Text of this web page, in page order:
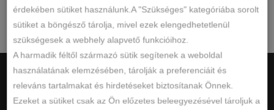
Googleösszesített értékelés
5.0az 5-ből,12 véleményalapján
érdekében sütiket használunk.A "Szükséges" kategóriába sorolt
sütiket a böngésző tárolja, mivel ezek elengedhetetlenül
szükségesek a webhely alapvető funkcióihoz.
A harmadik féltől származó sütik segítenek a weboldal
használatának elemzésében, tárolják a preferenciáit és
releváns tartalmakat és hirdetéseket biztosítanak Önnek.
Ezeket a sütiket csak az Ön előzetes beleegyezésével tároljuk a